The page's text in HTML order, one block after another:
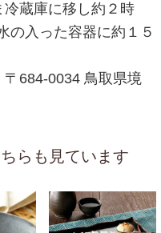
蔵庫に移し約２時
の入った容器に約１５
684-0034 鳥取県境
らも見ています